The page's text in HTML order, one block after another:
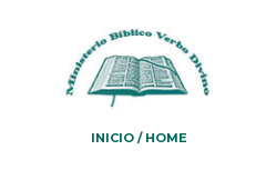
INICIO / HOME